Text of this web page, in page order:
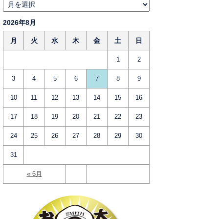
2026年8月
月 火 水 木 金 土 日
« 6月
1 2
3 4 5 6 7 8 9
10 11 12 13 14 15 16
17 18 19 20 21 22 23
24 25 26 27 28 29 30
31